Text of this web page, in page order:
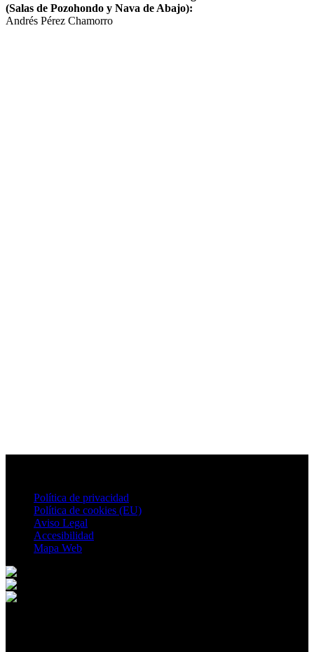
(Salas de Pozohondo y Nava de Abajo):
Andrés Pérez Chamorro
Política de privacidad
Política de cookies (EU)
Aviso Legal
Accesibilidad
Mapa Web